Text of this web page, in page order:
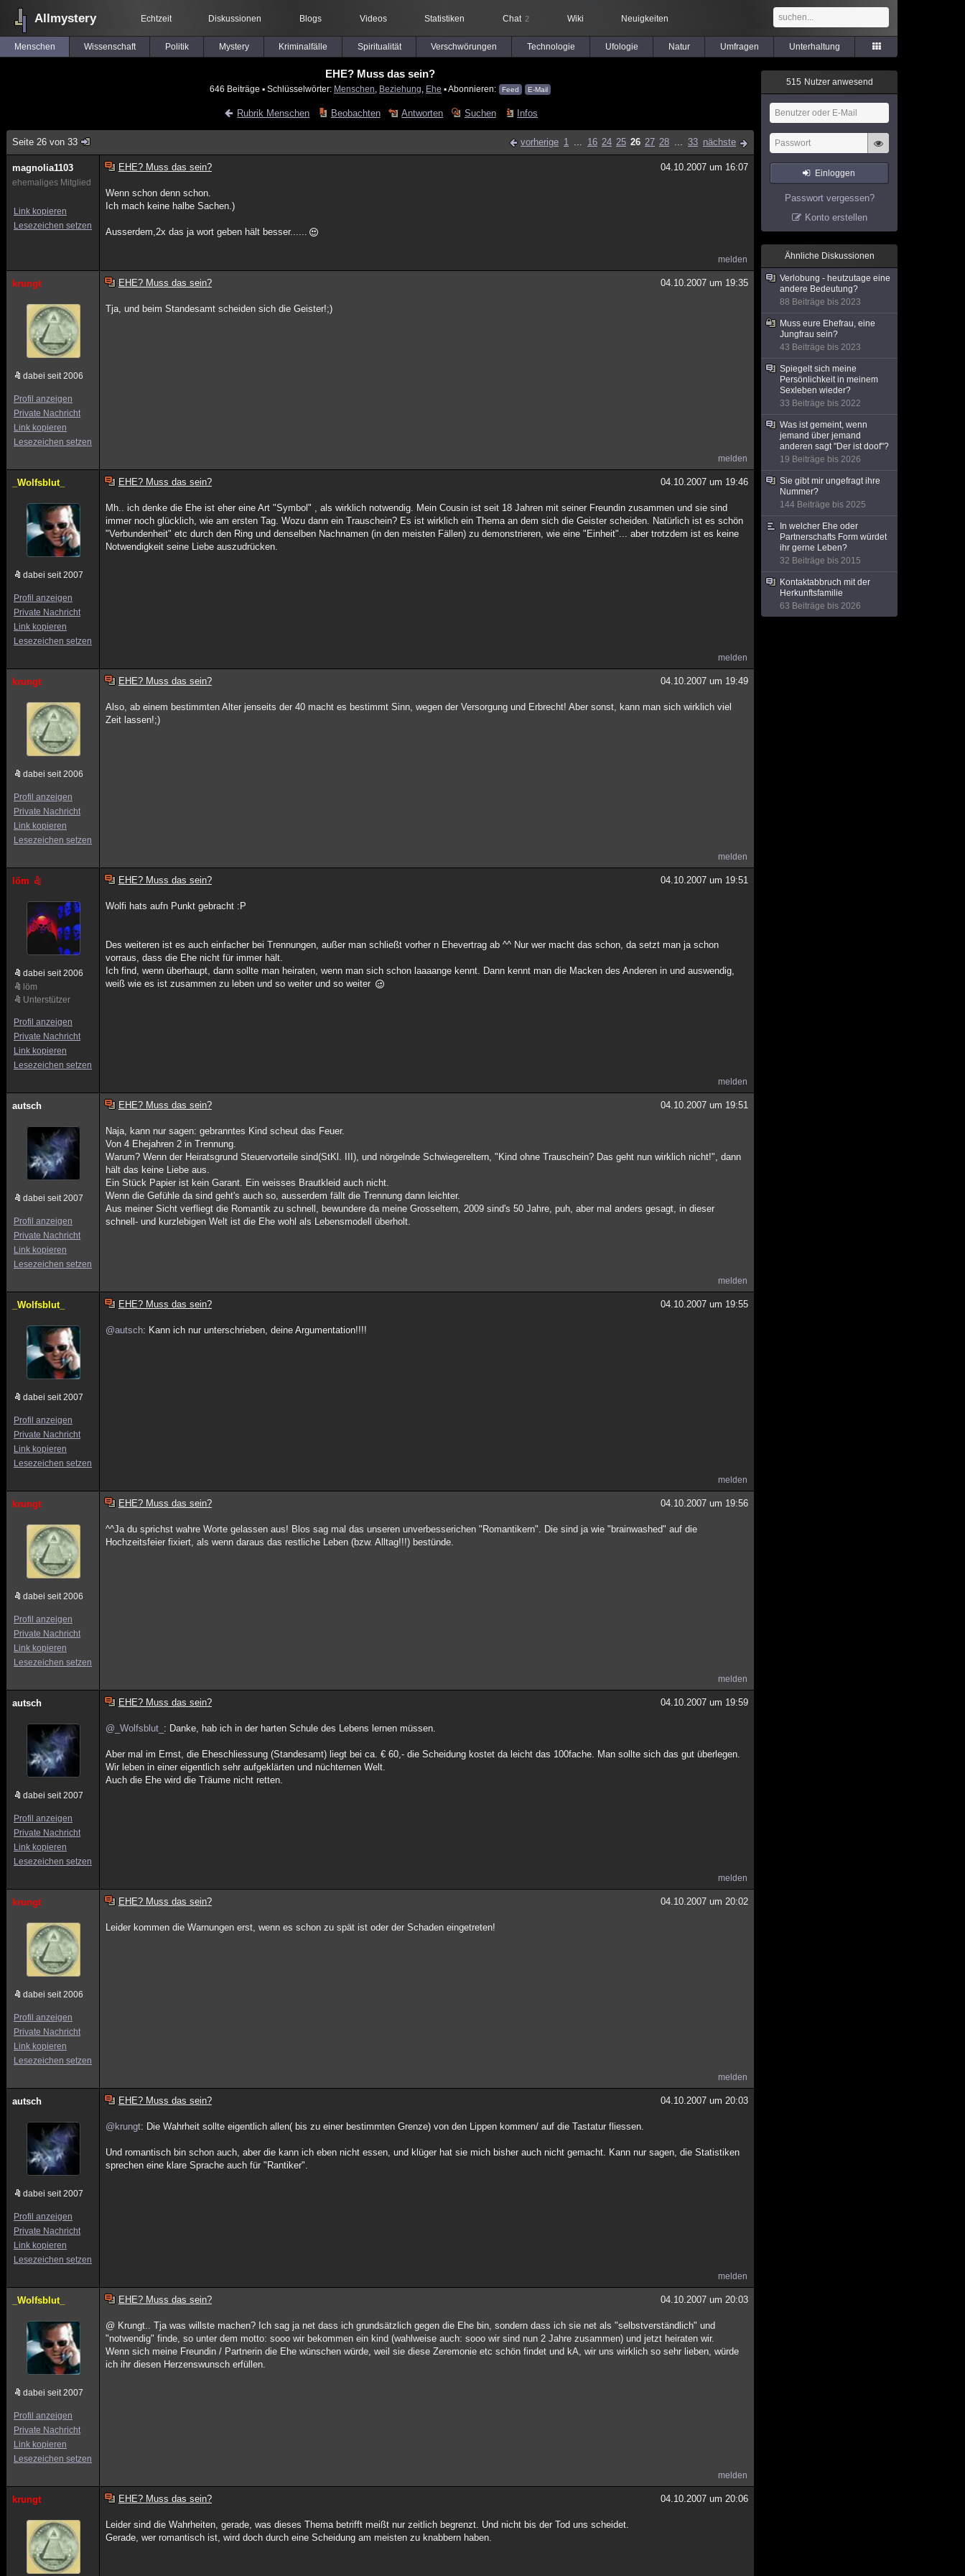
Allmystery Echtzeit Diskussionen Blogs Videos Statistiken Chat 2 Wiki Neuigkeiten
Menschen Wissenschaft Politik Mystery Kriminalfälle Spiritualität Verschwörungen Technologie Ufologie Natur Umfragen Unterhaltung
EHE? Muss das sein?
646 Beiträge ▪ Schlüsselwörter: Menschen Beziehung Ehe ▪ Abonnieren: Feed E-Mail
Rubrik Menschen Beobachten Antworten Suchen Infos
Seite 26 von 33 vorherige 1 ... 16 24 25 26 27 28 ... 33 nächste
magnolia1103
ehemaliges Mitglied
Link kopieren
Lesezeichen setzen
EHE? Muss das sein? 04.10.2007 um 16:07
Wenn schon denn schon.
Ich mach keine halbe Sachen.)
Ausserdem,2x das ja wort geben hält besser......
melden
krungt
dabei seit 2006
Profil anzeigen
Private Nachricht
Link kopieren
Lesezeichen setzen
EHE? Muss das sein? 04.10.2007 um 19:35
Tja, und beim Standesamt scheiden sich die Geister!;)
melden
_Wolfsblut_
dabei seit 2007
Profil anzeigen
Private Nachricht
Link kopieren
Lesezeichen setzen
EHE? Muss das sein? 04.10.2007 um 19:46
Mh.. ich denke die Ehe ist eher eine Art "Symbol" , als wirklich notwendig. Mein Cousin ist seit 18 Jahren mit seiner Freundin zusammen und sie sind
immer noch glücklich, wie am ersten Tag. Wozu dann ein Trauschein? Es ist wirklich ein Thema an dem sich die Geister scheiden. Natürlich ist es schön
"Verbundenheit" etc durch den Ring und denselben Nachnamen (in den meisten Fällen) zu demonstrieren, wie eine "Einheit"... aber trotzdem ist es keine
Notwendigkeit seine Liebe auszudrücken.
melden
krungt
dabei seit 2006
Profil anzeigen
Private Nachricht
Link kopieren
Lesezeichen setzen
EHE? Muss das sein? 04.10.2007 um 19:49
Also, ab einem bestimmten Alter jenseits der 40 macht es bestimmt Sinn, wegen der Versorgung und Erbrecht! Aber sonst, kann man sich wirklich viel
Zeit lassen!;)
melden
löm
dabei seit 2006
löm
Unterstützer
Profil anzeigen
Private Nachricht
Link kopieren
Lesezeichen setzen
EHE? Muss das sein? 04.10.2007 um 19:51
Wolfi hats aufn Punkt gebracht :P
Des weiteren ist es auch einfacher bei Trennungen, außer man schließt vorher n Ehevertrag ab ^^ Nur wer macht das schon, da setzt man ja schon
vorraus, dass die Ehe nicht für immer hält.
Ich find, wenn überhaupt, dann sollte man heiraten, wenn man sich schon laaaange kennt. Dann kennt man die Macken des Anderen in und auswendig,
weiß wie es ist zusammen zu leben und so weiter und so weiter
melden
autsch
dabei seit 2007
Profil anzeigen
Private Nachricht
Link kopieren
Lesezeichen setzen
EHE? Muss das sein? 04.10.2007 um 19:51
Naja, kann nur sagen: gebranntes Kind scheut das Feuer.
Von 4 Ehejahren 2 in Trennung.
Warum? Wenn der Heiratsgrund Steuervorteile sind(StKl. III), und nörgelnde Schwiegereltern, "Kind ohne Trauschein? Das geht nun wirklich nicht!", dann
hält das keine Liebe aus.
Ein Stück Papier ist kein Garant. Ein weisses Brautkleid auch nicht.
Wenn die Gefühle da sind geht's auch so, ausserdem fällt die Trennung dann leichter.
Aus meiner Sicht verfliegt die Romantik zu schnell, bewundere da meine Grosseltern, 2009 sind's 50 Jahre, puh, aber mal anders gesagt, in dieser
schnell- und kurzlebigen Welt ist die Ehe wohl als Lebensmodell überholt.
melden
_Wolfsblut_
dabei seit 2007
Profil anzeigen
Private Nachricht
Link kopieren
Lesezeichen setzen
EHE? Muss das sein? 04.10.2007 um 19:55
@autsch: Kann ich nur unterschrieben, deine Argumentation!!!!
melden
krungt
dabei seit 2006
Profil anzeigen
Private Nachricht
Link kopieren
Lesezeichen setzen
EHE? Muss das sein? 04.10.2007 um 19:56
^^Ja du sprichst wahre Worte gelassen aus! Blos sag mal das unseren unverbesserichen "Romantikern". Die sind ja wie "brainwashed" auf die
Hochzeitsfeier fixiert, als wenn daraus das restliche Leben (bzw. Alltag!!!) bestünde.
melden
autsch
dabei seit 2007
Profil anzeigen
Private Nachricht
Link kopieren
Lesezeichen setzen
EHE? Muss das sein? 04.10.2007 um 19:59
@_Wolfsblut_ : Danke, hab ich in der harten Schule des Lebens lernen müssen.
Aber mal im Ernst, die Eheschliessung (Standesamt) liegt bei ca. € 60,- die Scheidung kostet da leicht das 100fache. Man sollte sich das gut überlegen.
Wir leben in einer eigentlich sehr aufgeklärten und nüchternen Welt.
Auch die Ehe wird die Träume nicht retten.
melden
krungt
dabei seit 2006
Profil anzeigen
Private Nachricht
Link kopieren
Lesezeichen setzen
EHE? Muss das sein? 04.10.2007 um 20:02
Leider kommen die Warnungen erst, wenn es schon zu spät ist oder der Schaden eingetreten!
melden
autsch
dabei seit 2007
Profil anzeigen
Private Nachricht
Link kopieren
Lesezeichen setzen
EHE? Muss das sein? 04.10.2007 um 20:03
@krungt: Die Wahrheit sollte eigentlich allen( bis zu einer bestimmten Grenze) von den Lippen kommen/ auf die Tastatur fliessen.
Und romantisch bin schon auch, aber die kann ich eben nicht essen, und klüger hat sie mich bisher auch nicht gemacht. Kann nur sagen, die Statistiken
sprechen eine klare Sprache auch für "Rantiker".
melden
_Wolfsblut_
dabei seit 2007
Profil anzeigen
Private Nachricht
Link kopieren
Lesezeichen setzen
EHE? Muss das sein? 04.10.2007 um 20:03
@ Krungt.. Tja was willste machen? Ich sag ja net dass ich grundsätzlich gegen die Ehe bin, sondern dass ich sie net als "selbstverständlich" und
"notwendig" finde, so unter dem motto: sooo wir bekommen ein kind (wahlweise auch: sooo wir sind nun 2 Jahre zusammen) und jetzt heiraten wir.
Wenn sich meine Freundin / Partnerin die Ehe wünschen würde, weil sie diese Zeremonie etc schön findet und kA, wir uns wirklich so sehr lieben, würde
ich ihr diesen Herzenswunsch erfüllen.
melden
krungt EHE? Muss das sein? 04.10.2007 um 20:06
Leider sind die Wahrheiten, gerade, was dieses Thema betrifft meißt nur zeitlich begrenzt. Und nicht bis der Tod uns scheidet.
Gerade, wer romantisch ist, wird doch durch eine Scheidung am meisten zu knabbern haben.
515 Nutzer anwesend
Einloggen
Passwort vergessen?
Konto erstellen
Ähnliche Diskussionen
Verlobung - heutzutage eine
andere Bedeutung?
88 Beiträge bis 2023
Muss eure Ehefrau, eine
Jungfrau sein?
43 Beiträge bis 2023
Spiegelt sich meine
Persönlichkeit in meinem
Sexleben wieder?
33 Beiträge bis 2022
Was ist gemeint, wenn
jemand über jemand
anderen sagt "Der ist doof"?
19 Beiträge bis 2026
Sie gibt mir ungefragt ihre
Nummer?
144 Beiträge bis 2025
In welcher Ehe oder
Partnerschafts Form würdet
ihr gerne Leben?
32 Beiträge bis 2015
Kontaktabbruch mit der
Herkunftsfamilie
63 Beiträge bis 2026